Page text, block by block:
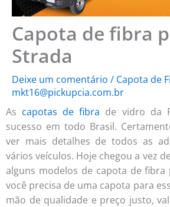
Capota de fibra
Strada
Deixe um comentário / Capota de
mkt16@pickupcia.com.br
As capotas de fibra de vidro da
sucesso em todo Brasil.
ver mais detalhes de todos as
vários veículos. Hoje chegou a vez
alguns modelos de capota de fibra
você precisa de uma capota para
mão de qualidade e preço justo,